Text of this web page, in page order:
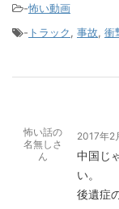
-怖い動画
- トラック, 事故, 衝
怖い話の
名無しさ
ん
2017年2
中国じ
い。
後遺症